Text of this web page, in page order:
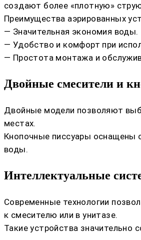
создают более «плотную»
Преимущества аэрированных
— Значительная экономия воды.
— Удобство и комфорт при
— Простота монтажа и
Двойные смесители и
Двойные модели позволяют
местах.
Кнопочные писсуары оснащены
воды.
Интеллектуальные
Современные технологии
к смесителю или в унитазе.
Такие устройства